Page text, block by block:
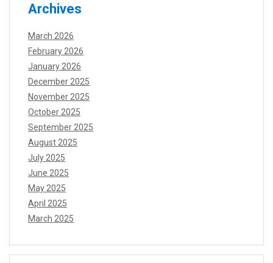
Archives
March 2026
February 2026
January 2026
December 2025
November 2025
October 2025
September 2025
August 2025
July 2025
June 2025
May 2025
April 2025
March 2025